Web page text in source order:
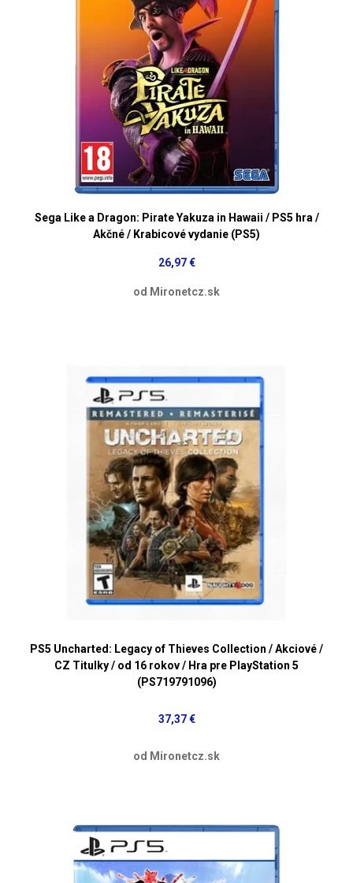
Sega Like a Dragon: Pirate Yakuza in Hawaii / PS5 hra /
Akčné / Krabicové vydanie (PS5)
26,97 €
od Mironetcz.sk
PS5 Uncharted: Legacy of Thieves Collection / Akciové /
CZ Titulky / od 16 rokov / Hra pre PlayStation 5
(PS719791096)
37,37 €
od Mironetcz.sk